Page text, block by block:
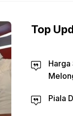
Top
Harga
Piala